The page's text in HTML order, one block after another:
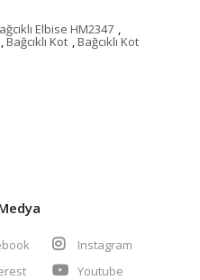
Elbise HM2347 ,
,Bağcıklı Kot ,Bağcıklı Kot
Instagram
Youtube